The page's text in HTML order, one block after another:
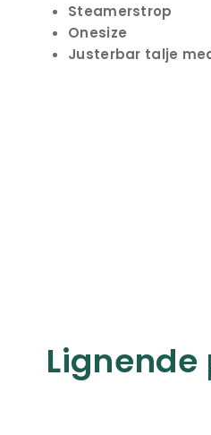
Steamerstrop
Onesize
Justerbar talje